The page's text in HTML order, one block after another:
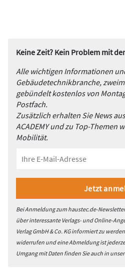
Keine Zeit? Kein Problem mit
Alle wichtigen Informationen
Gebäudetechnikbranche,
gebündelt kostenlos von
Postfach.
Zusätzlich erhalten Sie News
ACADEMY und zu Top-Themen
Mobilität.
Bei Anmeldung zum haustec.de-
über interessante Verlags- und Online-
Verlag GmbH & Co. KG informiert zu
widerrufen und eine Abmeldung ist
Umgang mit Daten finden Sie auch in